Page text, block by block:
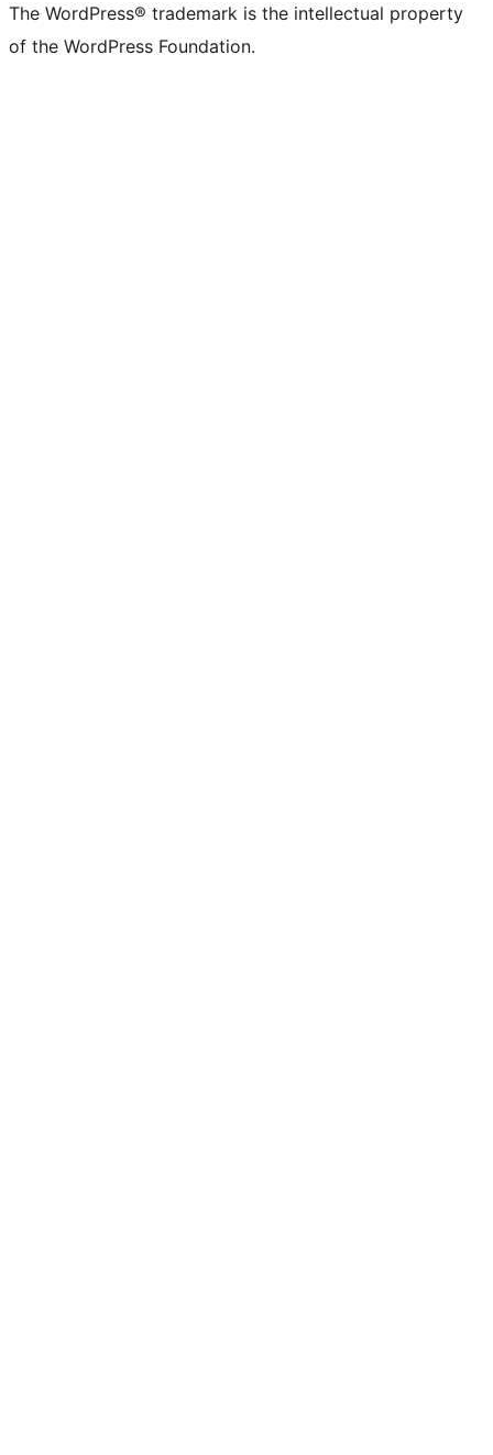
The WordPress® trademark is the intellectual property
of the WordPress Foundation.